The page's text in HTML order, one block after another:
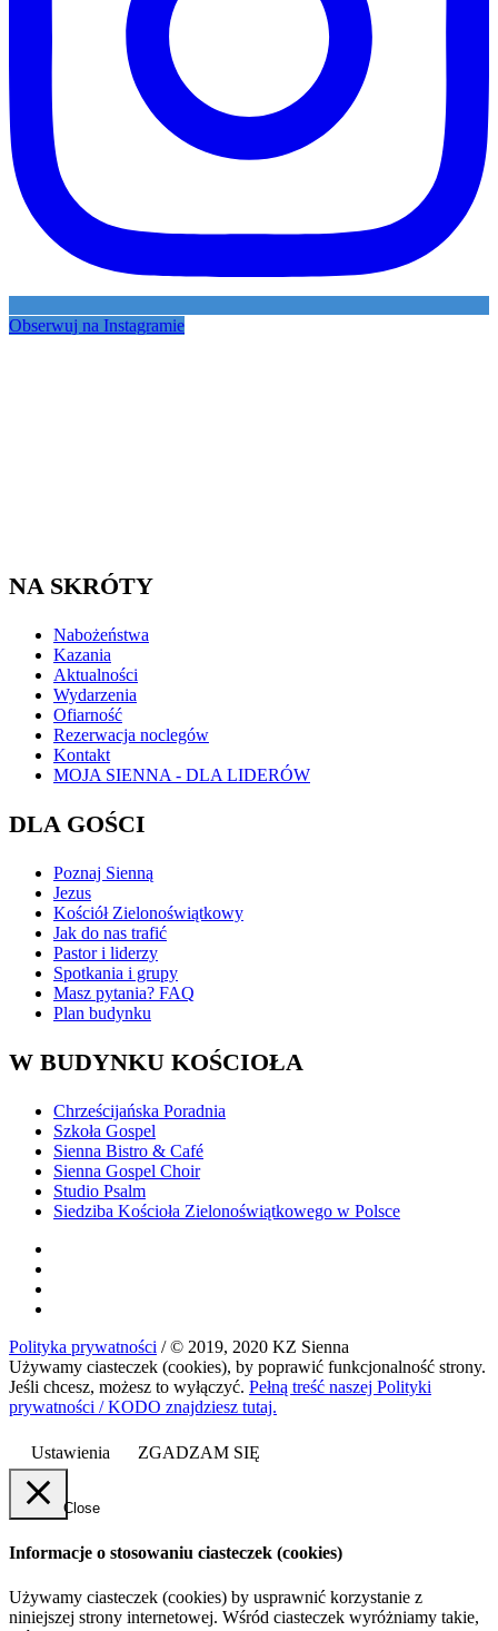
Obserwuj na Instagramie
NA SKRÓTY
Nabożeństwa
Kazania
Aktualności
Wydarzenia
Ofiarność
Rezerwacja noclegów
Kontakt
MOJA SIENNA - DLA LIDERÓW
DLA GOŚCI
Poznaj Sienną
Jezus
Kościół Zielonoświątkowy
Jak do nas trafić
Pastor i liderzy
Spotkania i grupy
Masz pytania? FAQ
Plan budynku
W BUDYNKU KOŚCIOŁA
Chrześcijańska Poradnia
Szkoła Gospel
Sienna Bistro & Café
Sienna Gospel Choir
Studio Psalm
Siedziba Kościoła Zielonoświątkowego w Polsce
Polityka prywatności / © 2019, 2020 KZ Sienna
Używamy ciasteczek (cookies), by poprawić funkcjonalność strony.
Jeśli chcesz, możesz to wyłączyć. Pełną treść naszej Polityki
prywatności / KODO znajdziesz tutaj.
Ustawienia ZGADZAM SIĘ
Close
Informacje o stosowaniu ciasteczek (cookies)
Używamy ciasteczek (cookies) by usprawnić korzystanie z
niniejszej strony internetowej. Wśród ciasteczek wyróżniamy takie,